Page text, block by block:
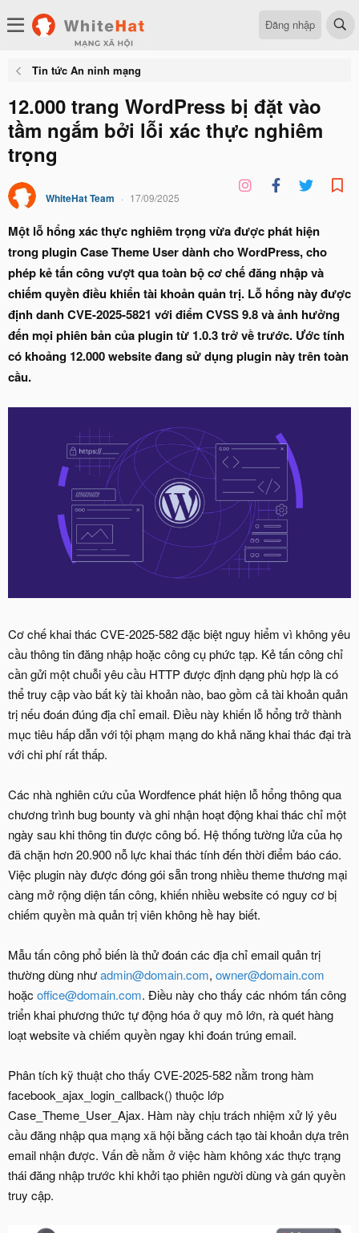
Đăng nhập
Tin tức An ninh mạng
12.000 trang WordPress bị đặt vào
tầm ngắm bởi lỗi xác thực nghiêm
trọng
WhiteHat Team 17/09/2025
Một lỗ hổng xác thực nghiêm trọng vừa được phát hiện
trong plugin Case Theme User dành cho WordPress, cho
phép kẻ tấn công vượt qua toàn bộ cơ chế đăng nhập và
chiếm quyền điều khiển tài khoản quản trị. Lỗ hổng này được
định danh CVE-2025-5821 với điểm CVSS 9.8 và ảnh hưởng
đến mọi phiên bản của plugin từ 1.0.3 trở về trước. Ước tính
có khoảng 12.000 website đang sử dụng plugin này trên toàn
cầu.
Cơ chế khai thác CVE-2025-582 đặc biệt nguy hiểm vì không yêu
cầu thông tin đăng nhập hoặc công cụ phức tạp. Kẻ tấn công chỉ
cần gửi một chuỗi yêu cầu HTTP được định dạng phù hợp là có
thể truy cập vào bất kỳ tài khoản nào, bao gồm cả tài khoản quản
trị nếu đoán đúng địa chỉ email. Điều này khiến lỗ hổng trở thành
mục tiêu hấp dẫn với tội phạm mạng do khả năng khai thác đại trà
với chi phí rất thấp.
Các nhà nghiên cứu của Wordfence phát hiện lỗ hổng thông qua
chương trình bug bounty và ghi nhận hoạt động khai thác chỉ một
ngày sau khi thông tin được công bố. Hệ thống tường lửa của họ
đã chặn hơn 20.900 nỗ lực khai thác tính đến thời điểm báo cáo.
Việc plugin này được đóng gói sẵn trong nhiều theme thương mại
càng mở rộng diện tấn công, khiến nhiều website có nguy cơ bị
chiếm quyền mà quản trị viên không hề hay biết.
Mẫu tấn công phổ biến là thử đoán các địa chỉ email quản trị
thường dùng nhưadmin@domain.com, owner@domain.com
hoặc office@domain.com. Điều này cho thấy các nhóm tấn công
triển khai phương thức tự động hóa ở quy mô lớn, rà quét hàng
loạt website và chiếm quyền ngay khi đoán trúng email.
Phân tích kỹ thuật cho thấy CVE-2025-582 nằm trong hàm
facebook_ajax_login_callback() thuộc lớp
Case_Theme_User_Ajax. Hàm này chịu trách nhiệm xử lý yêu
cầu đăng nhập qua mạng xã hội bằng cách tạo tài khoản dựa trên
email nhận được. Vấn đề nằm ở việc hàm không xác thực trạng
thái đăng nhập trước khi khởi tạo phiên người dùng và gán quyền
truy cập.